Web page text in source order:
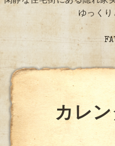
ゆっくり
カレ